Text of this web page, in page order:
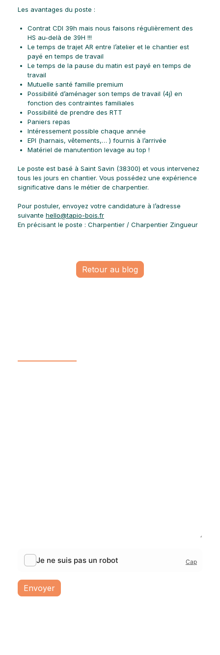
Les avantages du poste :
Contrat CDI 39h mais nous faisons régulièrement des
HS au-delà de 39H !!!
Le temps de trajet AR entre l’atelier et le chantier est
payé en temps de travail
Le temps de la pause du matin est payé en temps de
travail
Mutuelle santé famille premium
Possibilité d’aménager son temps de travail (4j) en
fonction des contraintes familiales
Possibilité de prendre des RTT
Paniers repas
Intéressement possible chaque année
EPI (harnais, vêtements,… ) fournis à l’arrivée
Matériel de manutention levage au top !
Le poste est basé à Saint Savin (38300) et vous intervenez
tous les jours en chantier. Vous possédez une expérience
significative dans le métier de charpentier.
Pour postuler, envoyez votre candidature à l’adresse
suivante hello@tapio-bois.fr
En précisant le poste : Charpentier / Charpentier Zingueur
Retour au blog
Envoyer